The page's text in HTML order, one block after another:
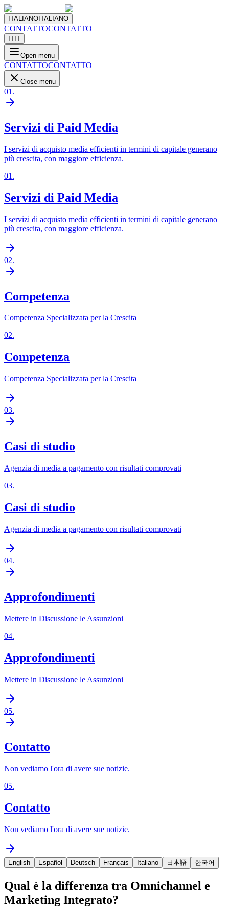
ITALIANO ITALIANO
CONTATTOCONTATTO
IT IT
Open menu
CONTATTOCONTATTO
Close menu
01 .
Servizi di Paid Media
I servizi di acquisto media efficienti in termini di capitale generano
più crescita, con maggiore efficienza.
01 .
Servizi di Paid Media
I servizi di acquisto media efficienti in termini di capitale generano
più crescita, con maggiore efficienza.
02.
Competenza
Competenza Specializzata per la Crescita
02.
Competenza
Competenza Specializzata per la Crescita
03.
Casi di studio
Agenzia di media a pagamento con risultati comprovati
03.
Casi di studio
Agenzia di media a pagamento con risultati comprovati
04.
Approfondimenti
Mettere in Discussione le Assunzioni
04.
Approfondimenti
Mettere in Discussione le Assunzioni
05.
Contatto
Non vediamo l'ora di avere sue notizie.
05.
Contatto
Non vediamo l'ora di avere sue notizie.
English Español Deutsch Français Italiano 日本語 한국어
Qual è la differenza tra Omnichannel e
Marketing Integrato?